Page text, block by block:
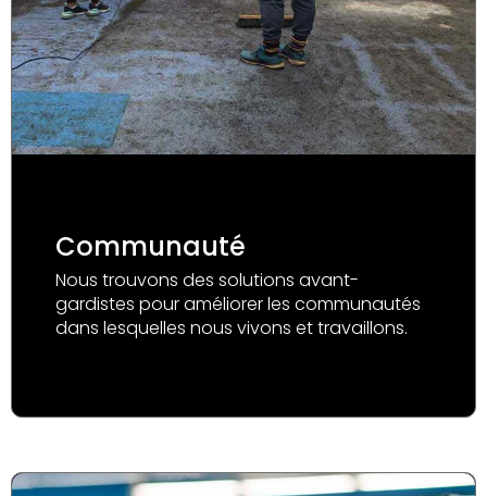
Communauté
Nous trouvons des solutions avant-
gardistes pour améliorer les communautés
dans lesquelles nous vivons et travaillons.